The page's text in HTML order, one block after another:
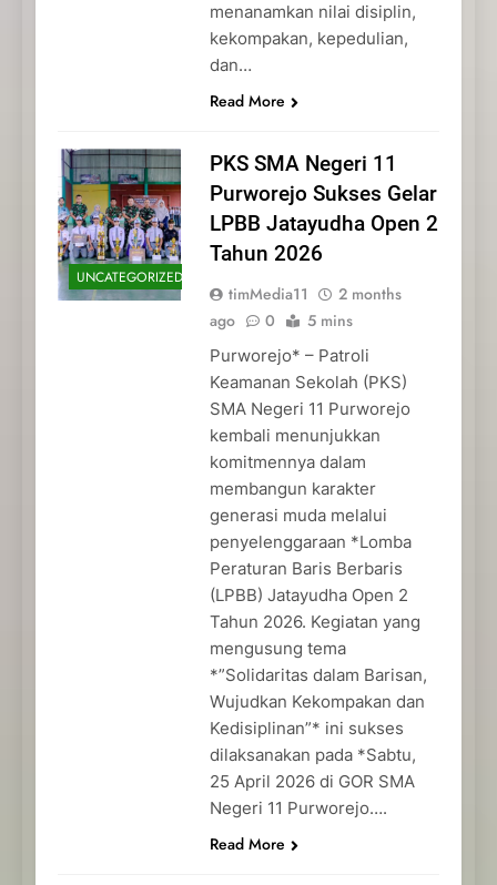
menanamkan nilai disiplin,
kekompakan, kepedulian,
dan…
Read More
UNCATEGORIZED
PKS SMA Negeri 11
Purworejo Sukses Gelar
LPBB Jatayudha Open 2
Tahun 2026
timMedia11
2 months
ago
0 5 mins
Purworejo* – Patroli
Keamanan Sekolah (PKS)
SMA Negeri 11 Purworejo
kembali menunjukkan
komitmennya dalam
membangun karakter
generasi muda melalui
penyelenggaraan *Lomba
Peraturan Baris Berbaris
(LPBB) Jatayudha Open 2
Tahun 2026. Kegiatan yang
mengusung tema
*”Solidaritas dalam Barisan,
Wujudkan Kekompakan dan
Kedisiplinan”* ini sukses
dilaksanakan pada *Sabtu,
25 April 2026 di GOR SMA
Negeri 11 Purworejo….
Read More